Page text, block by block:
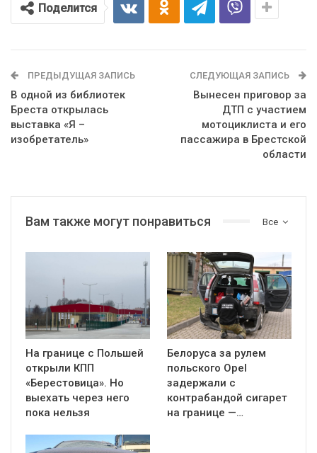
Поделится
ПРЕДЫДУЩАЯ ЗАПИСЬ
В одной из библиотек
Бреста открылась
выставка «Я –
изобретатель»
СЛЕДУЮЩАЯ ЗАПИСЬ
Вынесен приговор за
ДТП с участием
мотоциклиста и его
пассажира в Брестской
области
Все
Вам также могут понравиться
На границе с Польшей
открыли КПП
«Берестовица». Но
выехать через него
пока нельзя
Белоруса за рулем
польского Opel
задержали с
контрабандой сигарет
на границе —…